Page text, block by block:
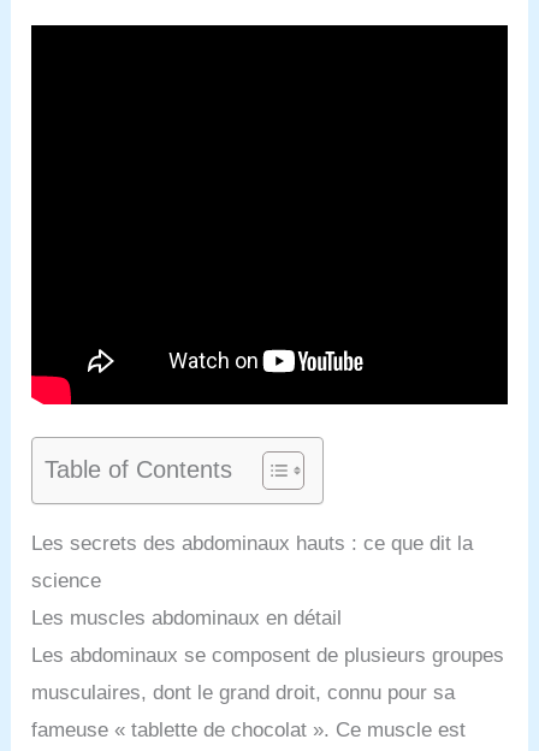
Table of Contents
Les secrets des abdominaux hauts : ce que dit la
science
Les muscles abdominaux en détail
Les abdominaux se composent de plusieurs groupes
musculaires, dont le grand droit, connu pour sa
fameuse « tablette de chocolat ». Ce muscle est